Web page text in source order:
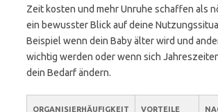
Zeit kosten und mehr Unruhe schaffen als
ein bewusster Blick auf deine
Beispiel wenn dein Baby älter wird und
wichtig werden oder wenn sich
dein Bedarf ändern.
ORGANISIERHÄUFIGKEIT VORTEILE